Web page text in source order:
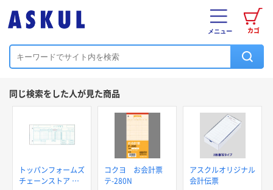
カゴ
メニュー
同じ検索をした人が見た商品
トッパンフォームズ
チェーンストア タ
コクヨ お会計票
テ-280N
アスクルオリジナル
会計伝票